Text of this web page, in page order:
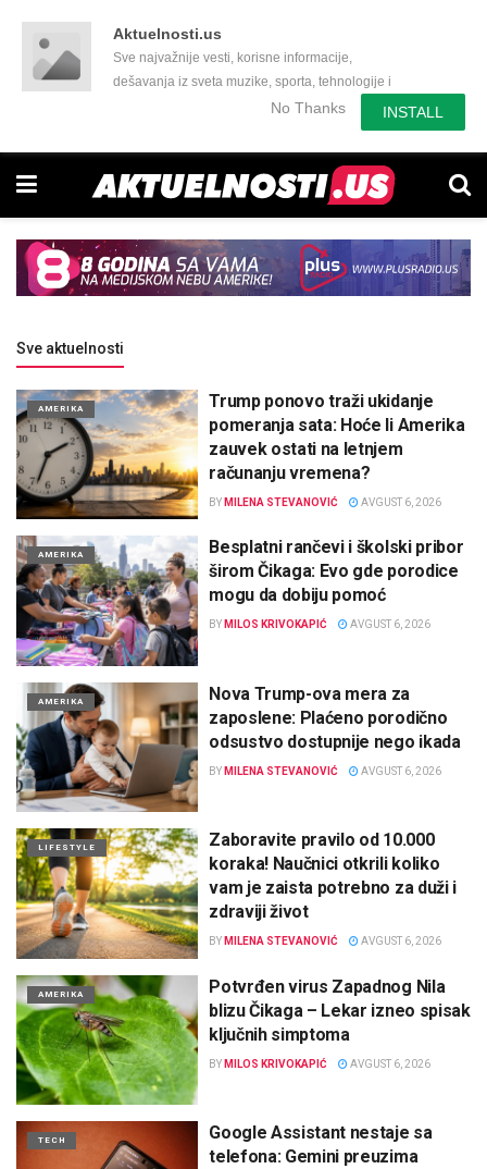
Aktuelnosti.us
Sve najvažnije vesti, korisne informacije,
dešavanja iz sveta muzike, sporta, tehnologije i
još mnogo toga zanimljivog.No Thanks INSTALL
Sve aktuelnosti
AMERIKA
Trump ponovo traži ukidanje
pomeranja sata: Hoće li Amerika
zauvek ostati na letnjem
računanju vremena?
BY MILENA STEVANOVIĆ AVGUST 6, 2026
AMERIKA
Besplatni rančevi i školski pribor
širom Čikaga: Evo gde porodice
mogu da dobiju pomoć
BY MILOS KRIVOKAPIĆ AVGUST 6, 2026
AMERIKA
Nova Trump-ova mera za
zaposlene: Plaćeno porodično
odsustvo dostupnije nego ikada
BY MILENA STEVANOVIĆ AVGUST 6, 2026
LIFESTYLE
Zaboravite pravilo od 10.000
koraka! Naučnici otkrili koliko
vam je zaista potrebno za duži i
zdraviji život
BY MILENA STEVANOVIĆ AVGUST 6, 2026
AMERIKA
Potvrđen virus Zapadnog Nila
blizu Čikaga – Lekar izneo spisak
ključnih simptoma
BY MILOS KRIVOKAPIĆ AVGUST 6, 2026
TECH
Google Assistant nestaje sa
telefona: Gemini preuzima